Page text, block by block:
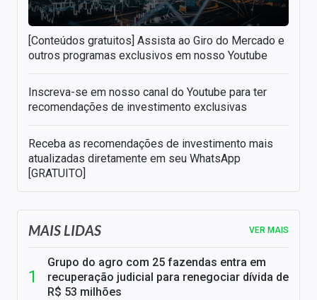
[Conteúdos gratuitos] Assista ao Giro do Mercado e
outros programas exclusivos em nosso Youtube
Inscreva-se em nosso canal do Youtube para ter
recomendações de investimento exclusivas
Receba as recomendações de investimento mais
atualizadas diretamente em seu WhatsApp
[GRATUITO]
MAIS LIDAS VER MAIS
Grupo do agro com 25 fazendas entra em
recuperação judicial para renegociar dívida de
R$ 53 milhões